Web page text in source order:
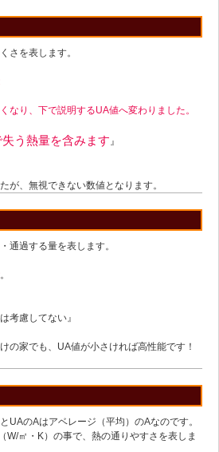
さを表します。
なり、下で説明するUA値へ変わりました。
う熱量を含みます』
が、無視できない数値となります。
通過する量を表します。
。
考慮してない』
の家でも、UA値が小さければ高性能です！
UAのAはアベレージ（平均）のAなのです。
W/㎡・K）の事で、熱の通りやすさを表しま